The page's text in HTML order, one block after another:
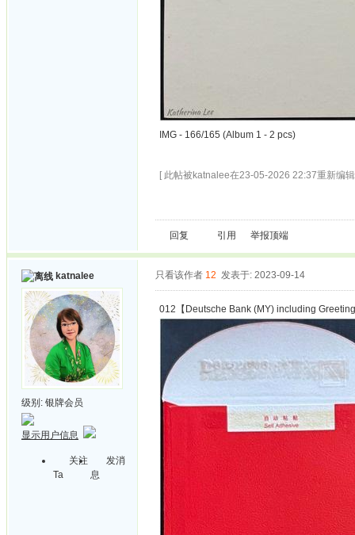
IMG - 166/165 (Album 1 - 2 pcs)
[ 此帖被katnalee在23-05-2026 22:37重新编
回复 引用 举报顶端
katnalee
级别: 银牌会员
显示用户信息
关注
Ta
发消
息
只看该作者 12 发表于: 2023-09-14
012【Deutsche Bank (MY) including